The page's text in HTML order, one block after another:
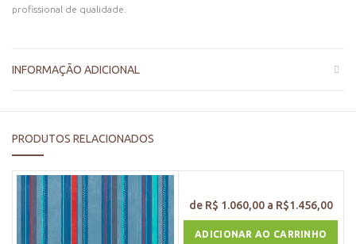
profissional de qualidade.
INFORMAÇÃO ADICIONAL
PRODUTOS RELACIONADOS
ADICIONAR AO CARRINHO